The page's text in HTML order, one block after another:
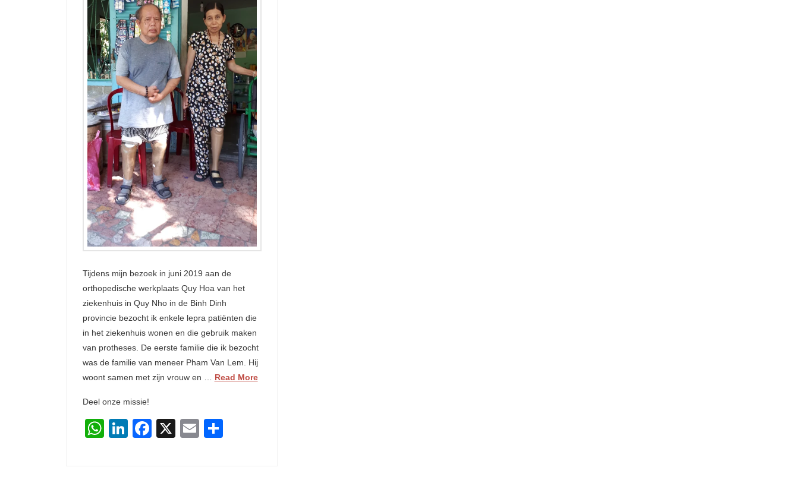
Tijdens mijn bezoek in juni 2019 aan de
orthopedische werkplaats Quy Hoa van het
ziekenhuis in Quy Nho in de Binh Dinh
provincie bezocht ik enkele lepra patiënten die
in het ziekenhuis wonen en die gebruik maken
van protheses. De eerste familie die ik bezocht
was de familie van meneer Pham Van Lem. Hij
woont samen met zijn vrouw en … Read More
Deel onze missie!
WhatsApp
LinkedIn
Facebook
X Email